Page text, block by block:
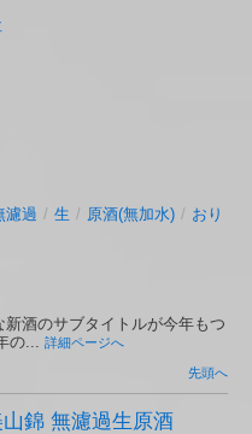
濾過 / 生 / 原酒(無加水) / おり
新酒のサブタイトルが今年もつ
の... 詳細ページへ
先頭へ
錦 無濾過生原酒